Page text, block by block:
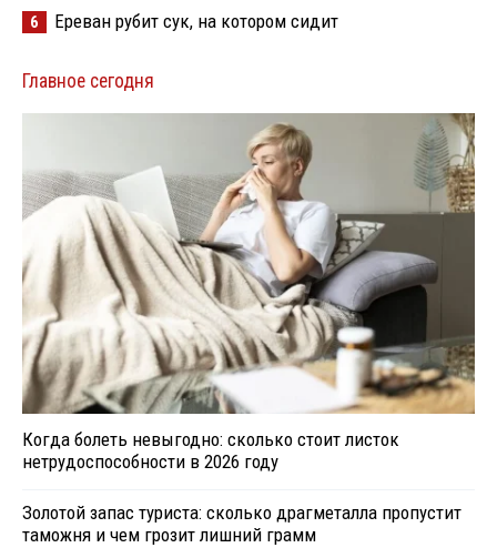
6 Ереван рубит сук, на котором сидит
Главное сегодня
Когда болеть невыгодно: сколько стоит листок
нетрудоспособности в 2026 году
Золотой запас туриста: сколько драгметалла пропустит
таможня и чем грозит лишний грамм